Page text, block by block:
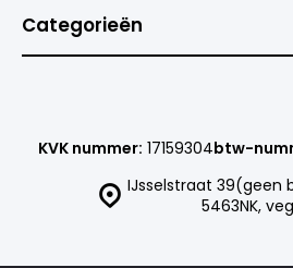
Categorieën
IJsselstraat 39(geen
5463NK,
KVK nummer: 17159304btw-